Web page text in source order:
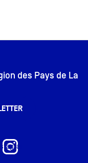
des Pays de La